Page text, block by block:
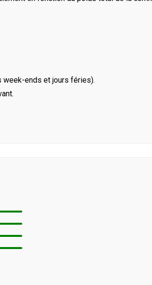
week-ends et jours féries).